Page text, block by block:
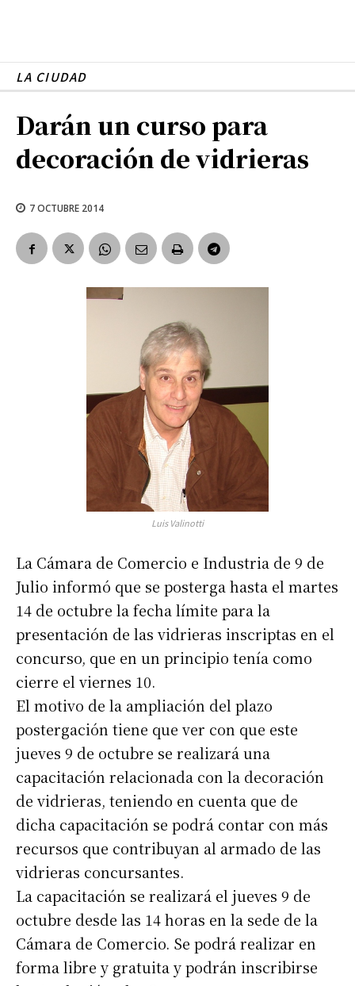
LA CIUDAD
Darán un curso para
decoración de vidrieras
7 OCTUBRE 2014
Luis Valinotti
La Cámara de Comercio e Industria de 9 de
Julio informó que se posterga hasta el martes
14 de octubre la fecha límite para la
presentación de las vidrieras inscriptas en el
concurso, que en un principio tenía como
cierre el viernes 10.
El motivo de la ampliación del plazo
postergación tiene que ver con que este
jueves 9 de octubre se realizará una
capacitación relacionada con la decoración
de vidrieras, teniendo en cuenta que de
dicha capacitación se podrá contar con más
recursos que contribuyan al armado de las
vidrieras concursantes.
La capacitación se realizará el jueves 9 de
octubre desde las 14 horas en la sede de la
Cámara de Comercio. Se podrá realizar en
forma libre y gratuita y podrán inscribirse